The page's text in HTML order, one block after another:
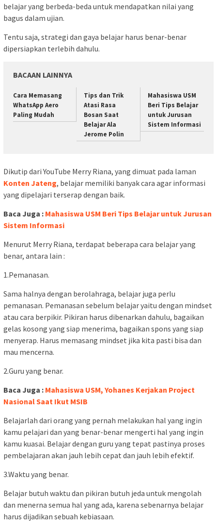
belajar yang berbeda-beda untuk mendapatkan nilai yang
bagus dalam ujian.
Tentu saja, strategi dan gaya belajar harus benar-benar
dipersiapkan terlebih dahulu.
BACAAN LAINNYA
Cara Memasang
WhatsApp Aero
Paling Mudah
Tips dan Trik
Atasi Rasa
Bosan Saat
Belajar Ala
Jerome Polin
Mahasiswa USM
Beri Tips Belajar
untuk Jurusan
Sistem Informasi
Dikutip dari YouTube Merry Riana, yang dimuat pada laman
Konten Jateng, belajar memiliki banyak cara agar informasi
yang dipelajari terserap dengan baik.
Baca Juga : Mahasiswa USM Beri Tips Belajar untuk Jurusan
Sistem Informasi
Menurut Merry Riana, terdapat beberapa cara belajar yang
benar, antara lain :
1.Pemanasan.
Sama halnya dengan berolahraga, belajar juga perlu
pemanasan. Pemanasan sebelum belajar yaitu dengan mindset
atau cara berpikir. Pikiran harus dibenarkan dahulu, bagaikan
gelas kosong yang siap menerima, bagaikan spons yang siap
menyerap. Harus memasang mindset jika kita pasti bisa dan
mau mencerna.
2.Guru yang benar.
Baca Juga : Mahasiswa USM, Yohanes Kerjakan Project
Nasional Saat Ikut MSIB
Belajarlah dari orang yang pernah melakukan hal yang ingin
kamu pelajari dan yang benar-benar mengerti hal yang ingin
kamu kuasai. Belajar dengan guru yang tepat pastinya proses
pembelajaran akan jauh lebih cepat dan jauh lebih efektif.
3.Waktu yang benar.
Belajar butuh waktu dan pikiran butuh jeda untuk mengolah
dan menerna semua hal yang ada, karena sebenarnya belajar
harus dijadikan sebuah kebiasaan.